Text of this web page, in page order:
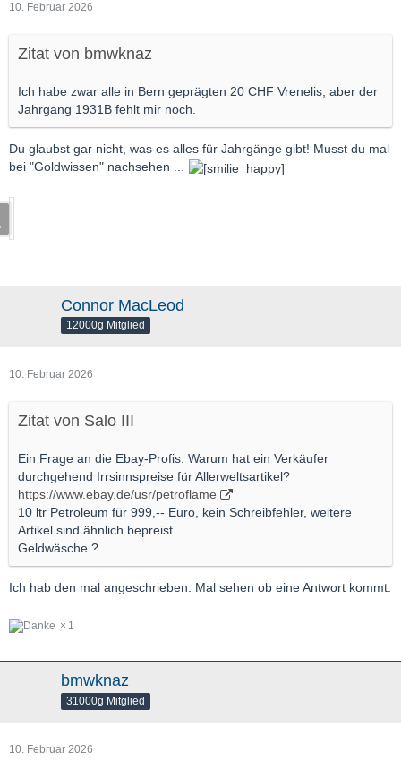
10. Februar 2026
Zitat von bmwknaz
Ich habe zwar alle in Bern geprägten 20 CHF Vrenelis, aber der
Jahrgang 1931B fehlt mir noch.
Du glaubst gar nicht, was es alles für Jahrgänge gibt! Musst du mal
bei "Goldwissen" nachsehen ...
Connor MacLeod
12000g Mitglied
10. Februar 2026
Zitat von Salo III
Ein Frage an die Ebay-Profis. Warum hat ein Verkäufer
durchgehend Irrsinnspreise für Allerweltsartikel?
https://www.ebay.de/usr/petroflame
10 ltr Petroleum für 999,-- Euro, kein Schreibfehler, weitere
Artikel sind ähnlich bepreist.
Geldwäsche ?
Ich hab den mal angeschrieben. Mal sehen ob eine Antwort kommt.
1
bmwknaz
31000g Mitglied
10. Februar 2026